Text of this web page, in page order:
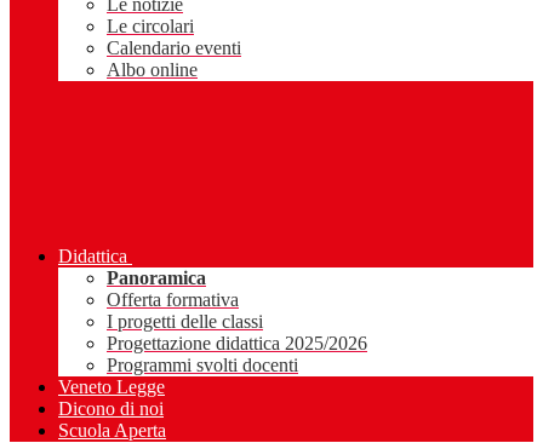
Le notizie
Le circolari
Calendario eventi
Albo online
Didattica
Panoramica
Offerta formativa
I progetti delle classi
Progettazione didattica 2025/2026
Programmi svolti docenti
Veneto Legge
Dicono di noi
Scuola Aperta